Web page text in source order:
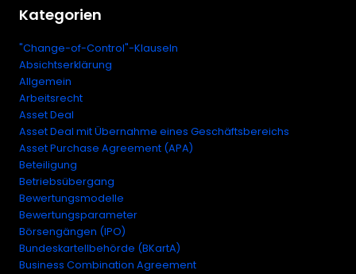
Kategorien
"Change-of-Control"-Klauseln
Absichtserklärung
Allgemein
Arbeitsrecht
Asset Deal
Asset Deal mit Übernahme eines Geschäftsbereichs
Asset Purchase Agreement (APA)
Beteiligung
Betriebsübergang
Bewertungsmodelle
Bewertungsparameter
Börsengängen (IPO)
Bundeskartellbehörde (BKartA)
Business Combination Agreement